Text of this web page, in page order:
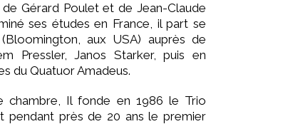
Gérard Poulet et de Jean-Claude
ses études en France, il part se
aux USA) auprès de
Pressler, Janos Starker, puis en
du Quatuor Amadeus.
chambre, Il fonde en 1986 le Trio
pendant près de 20 ans le premier